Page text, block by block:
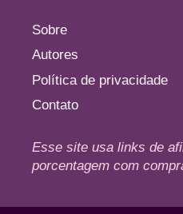
Sobre
Autores
Política de privacidade
Contato
Esse site usa links de
porcentagem com